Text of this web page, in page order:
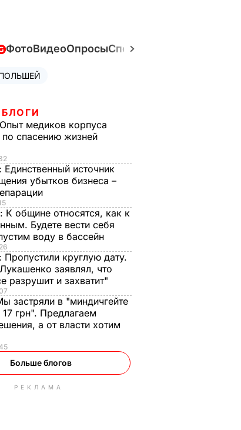
ФотоВидеоОпросыСпецпроекты
Опыт медиков корпуса
по спасению жизней
Единственный источник
убытков бизнеса –
К общине относятся, как к
Будете вести себя
воду в бассейн
Пропустили круглую дату.
заявлял, что
разрушит и захватит"
застряли в "миндичгейте
грн". Предлагаем
а от власти хотим
Больше блогов
РЕКЛАМА